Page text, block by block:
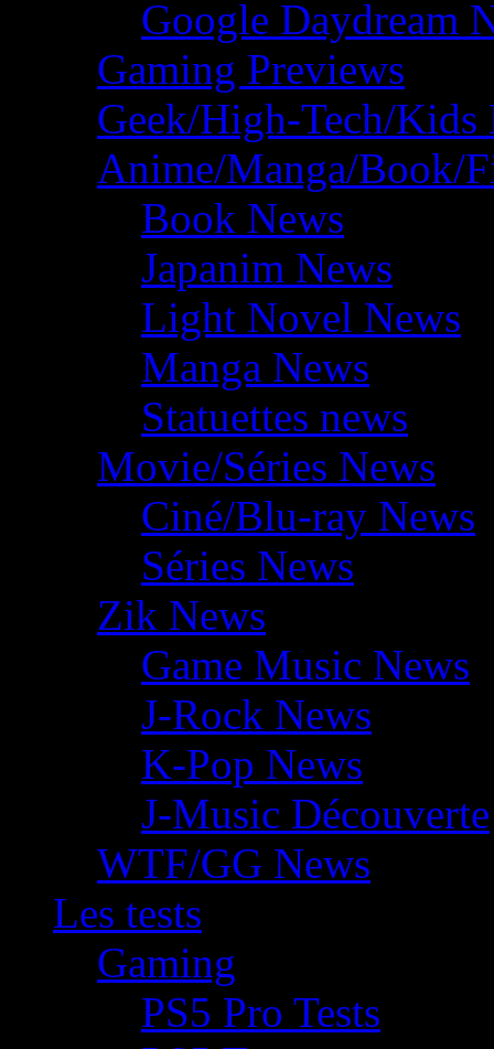
Google Daydream
Gaming Previews
Geek/High-Tech/Kids
Anime/Manga/Book/
Book News
Japanim News
Light Novel News
Manga News
Statuettes news
Movie/Séries News
Ciné/Blu-ray News
Séries News
Zik News
Game Music News
J-Rock News
K-Pop News
J-Music Découverte
WTF/GG News
Les tests
Gaming
PS5 Pro Tests